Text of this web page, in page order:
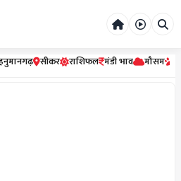
सीकर राशिफल मंडी भाव मौसम